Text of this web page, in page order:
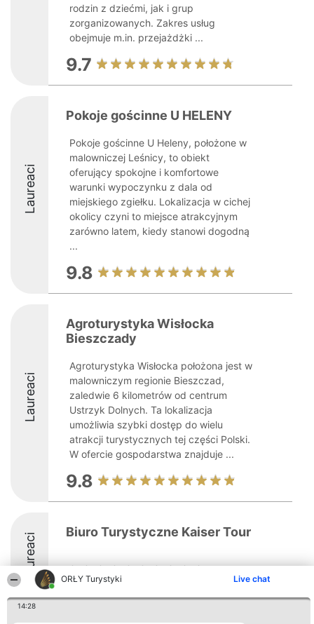
ORŁY Turystyki Live chat
14:28
rodzin z dziećmi, jak i grup
zorganizowanych. Zakres usług
obejmuje m.in. przejażdżki ...
9.7
Laureaci
Pokoje gościnne U HELENY
Pokoje gościnne U Heleny, położone w
malowniczej Leśnicy, to obiekt
oferujący spokojne i komfortowe
warunki wypoczynku z dala od
miejskiego zgiełku. Lokalizacja w cichej
okolicy czyni to miejsce atrakcyjnym
zarówno latem, kiedy stanowi dogodną
...
9.8
Laureaci
Agroturystyka Wisłocka
Bieszczady
Agroturystyka Wisłocka położona jest w
malowniczym regionie Bieszczad,
zaledwie 6 kilometrów od centrum
Ustrzyk Dolnych. Ta lokalizacja
umożliwia szybki dostęp do wielu
atrakcji turystycznych tej części Polski.
W ofercie gospodarstwa znajduje ...
9.8
Laureaci Biuro Turystyczne Kaiser Tour